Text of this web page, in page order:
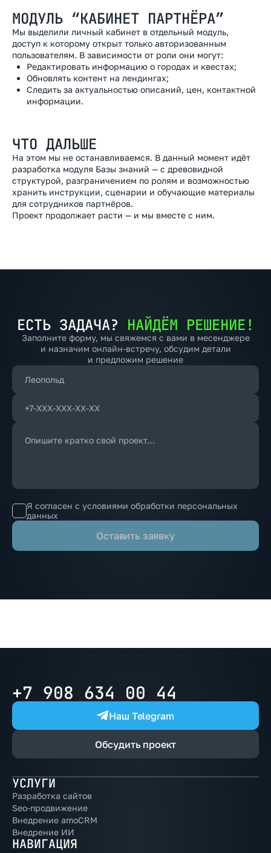
МОДУЛЬ “КАБИНЕТ ПАРТНЁРА”
Мы выделили личный кабинет в отдельный модуль,
доступ к которому открыт только авторизованным
пользователям. В зависимости от роли они могут:
Редактировать информацию о городах и квестах;
Обновлять контент на лендингах;
Следить за актуальностью описаний, цен, контактной
информации.
ЧТО ДАЛЬШЕ
На этом мы не останавливаемся. В данный момент идёт
разработка модуля Базы знаний — с древовидной
структурой, разграничением по ролям и возможностью
хранить инструкции, сценарии и обучающие материалы
для сотрудников партнёров.
Проект продолжает расти — и мы вместе с ним.
ЕСТЬ ЗАДАЧА? НАЙДЁМ РЕШЕНИЕ!
Заполните форму, мы свяжемся с вами в месенджере
и назначим онлайн-встречу, обсудим детали
и предложим решение
Я согласен с условиями обработки персональных
данных
Оставить заявку
+7 908 634 00 44
Наш Telegram
Обсудить проект
УСЛУГИ
Разработка сайтов
Seo-продвижение
Внедрение amoCRM
Внедрение ИИ
НАВИГАЦИЯ